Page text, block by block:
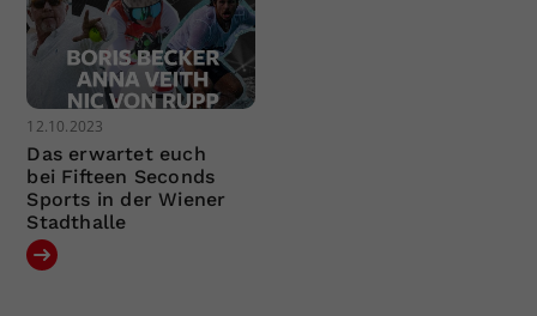
12.10.2023
Das erwartet euch
bei Fifteen Seconds
Sports in der Wiener
Stadthalle